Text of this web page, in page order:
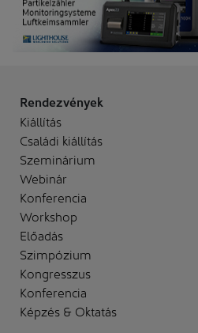
Rendezvények
Kiállítás
Családi kiállítás
Szeminárium
Webinár
Konferencia
Workshop
Előadás
Szimpózium
Kongresszus
Konferencia
Képzés & Oktatás